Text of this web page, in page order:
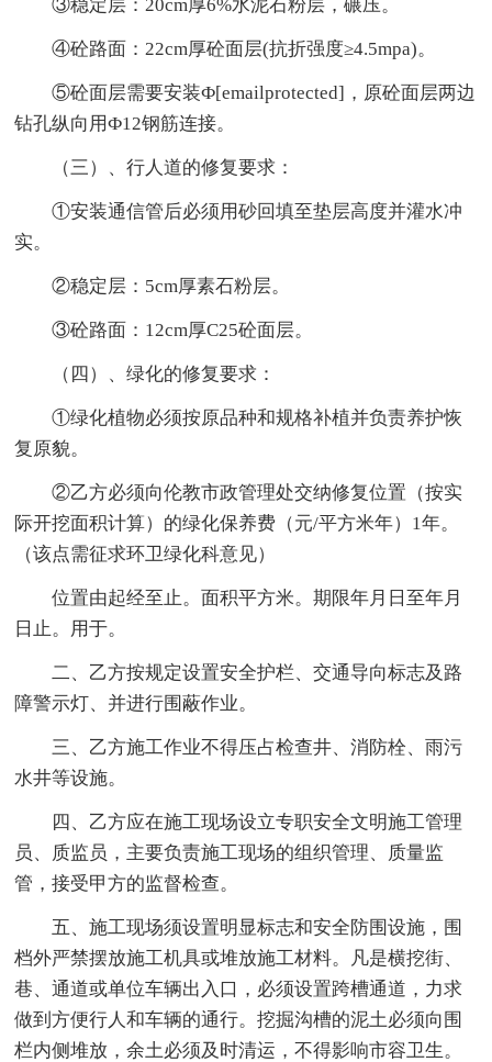
③稳定层：20cm厚6%水泥石粉层，碾压。
④砼路面：22cm厚砼面层(抗折强度≥4.5mpa)。
⑤砼面层需要安装Ф[emailprotected]，原砼面层两边
钻孔纵向用Ф12钢筋连接。
（三）、行人道的修复要求：
①安装通信管后必须用砂回填至垫层高度并灌水冲
实。
②稳定层：5cm厚素石粉层。
③砼路面：12cm厚C25砼面层。
（四）、绿化的修复要求：
①绿化植物必须按原品种和规格补植并负责养护恢
复原貌。
②乙方必须向伦教市政管理处交纳修复位置（按实
际开挖面积计算）的绿化保养费（元/平方米年）1年。
（该点需征求环卫绿化科意见）
位置由起经至止。面积平方米。期限年月日至年月
日止。用于。
二、乙方按规定设置安全护栏、交通导向标志及路
障警示灯、并进行围蔽作业。
三、乙方施工作业不得压占检查井、消防栓、雨污
水井等设施。
四、乙方应在施工现场设立专职安全文明施工管理
员、质监员，主要负责施工现场的组织管理、质量监
管，接受甲方的监督检查。
五、施工现场须设置明显标志和安全防围设施，围
档外严禁摆放施工机具或堆放施工材料。凡是横挖街、
巷、通道或单位车辆出入口，必须设置跨槽通道，力求
做到方便行人和车辆的通行。挖掘沟槽的泥土必须向围
栏内侧堆放，余土必须及时清运，不得影响市容卫生。